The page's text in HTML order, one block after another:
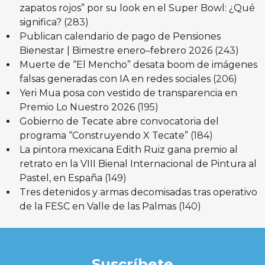
zapatos rojos” por su look en el Super Bowl: ¿Qué
significa? (283)
Publican calendario de pago de Pensiones
Bienestar | Bimestre enero–febrero 2026 (243)
Muerte de “El Mencho” desata boom de imágenes
falsas generadas con IA en redes sociales (206)
Yeri Mua posa con vestido de transparencia en
Premio Lo Nuestro 2026 (195)
Gobierno de Tecate abre convocatoria del
programa “Construyendo X Tecate” (184)
La pintora mexicana Edith Ruiz gana premio al
retrato en la VIII Bienal Internacional de Pintura al
Pastel, en España (149)
Tres detenidos y armas decomisadas tras operativo
de la FESC en Valle de las Palmas (140)